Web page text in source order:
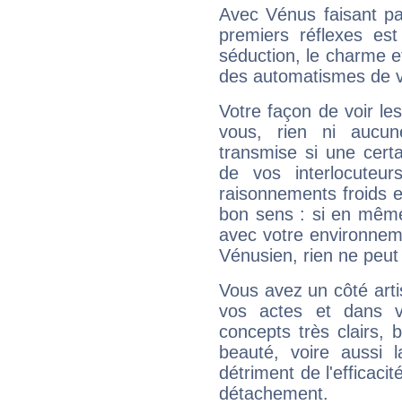
Avec Vénus faisant
premiers réflexes
séduction, le charme
des automatismes de
Votre façon de voir
vous, rien ni
transmise si une
de vos
raisonnements froids
bon sens : si en
avec votre
Vénusien, rien ne
Vous avez un côté
vos actes et dans
concepts très clairs,
beauté, voire aussi
détriment de
détachement.